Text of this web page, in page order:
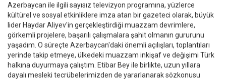
Azerbaycan ile ilgili sayısız televizyon programına, yüzlerce
kültürel ve sosyal etkinliklere imza atan bir gazeteci olarak, büyük
lider Haydar Aliyev'in gerçekleştirdiği muazzam devrimlere,
görkemli projelere, başarılı çalışmalara şahit olmanın gururunu
yaşadım. O süreçte Azerbaycan'daki önemli açılışları, toplantıları
yerinde takip etmeye, ülkedeki muazzam inkişaf ve değişimi Türk
halkına duyurmaya çalıştım. Etibar Bey ile birlikte, uzun yıllara
dayalı mesleki tecrübelerimizden de yararlanarak sözkonusu